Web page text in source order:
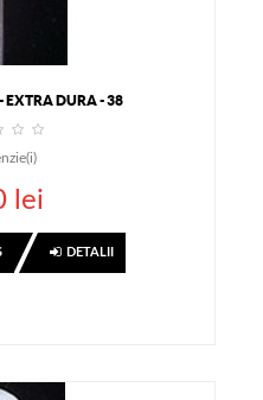
EXTRA DURA - 38
lei
DETALII